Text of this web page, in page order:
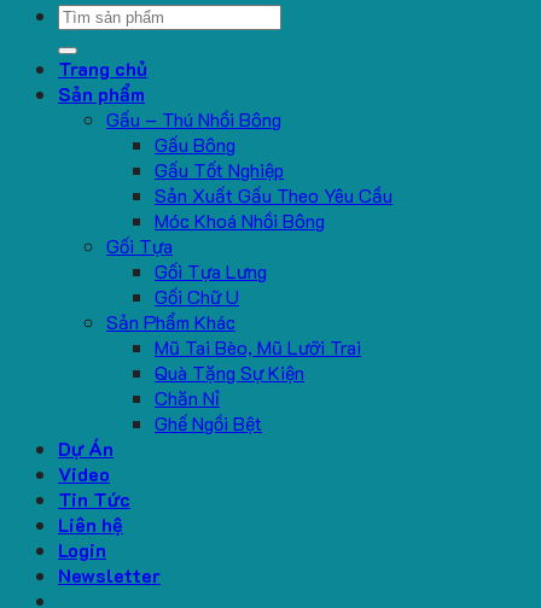
Search
Trang chủ
Sản phẩm
Gấu – Thú Nhồi Bông
Gấu Bông
Gấu Tốt Nghiệp
Sản Xuất Gấu Theo Yêu Cầu
Móc Khoá Nhồi Bông
Gối Tựa
Gối Tựa Lưng
Gối Chữ U
Sản Phẩm Khác
Mũ Tai Bèo, Mũ Lưỡi Trai
Quà Tặng Sự Kiện
Chăn Nỉ
Ghế Ngồi Bệt
Dự Án
Video
Tin Tức
Liên hệ
Login
Newsletter